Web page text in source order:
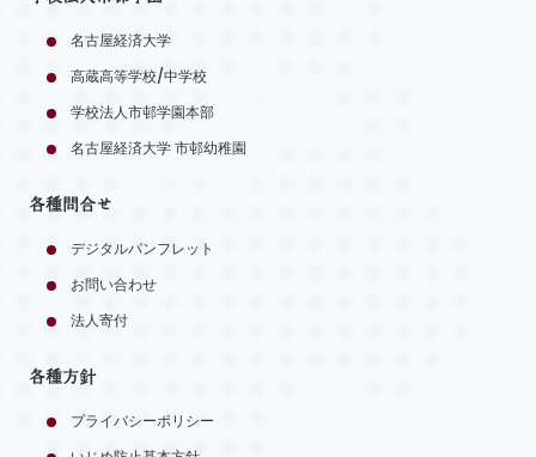
名古屋経済大学
高蔵高等学校/中学校
学校法人市邨学園本部
名古屋経済大学 市邨幼稚園
各種問合せ
デジタルパンフレット
お問い合わせ
法人寄付
各種方針
プライバシーポリシー